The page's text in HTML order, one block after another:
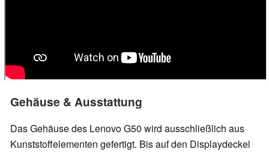
Gehäuse & Ausstattung
Das Gehäuse des Lenovo G50 wird ausschließlich aus
Kunststoffelementen gefertigt. Bis auf den Displaydeckel